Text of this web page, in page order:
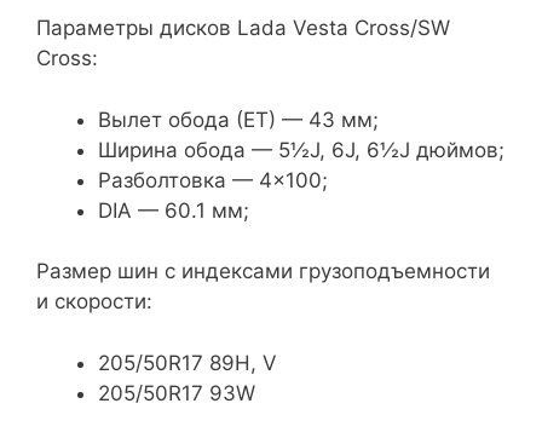
Параметры дисков Lada Vesta Cross/SW
Cross:
Вылет обода (ЕТ) — 43 мм;
Ширина обода — 5½J, 6J, 6½J дюймов;
Разболтовка — 4×100;
DIA — 60.1 мм;
Размер шин с индексами грузоподъемности
и скорости:
205/50R17 89H, V
205/50R17 93W